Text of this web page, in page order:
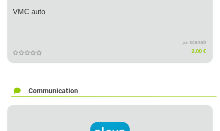
VMC auto
par scanab
2.00 €
Communication